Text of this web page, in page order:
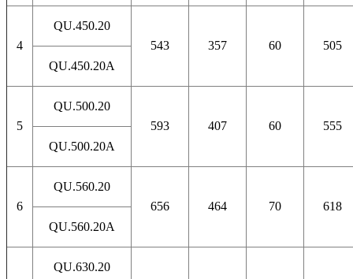
4
QU.450.20
543
357 60
505
QU.450.20A
5
QU.500.20
593
407 60
555
QU.500.20A
6
QU.560.20
656
464 70
618
QU.560.20A
QU.630.20